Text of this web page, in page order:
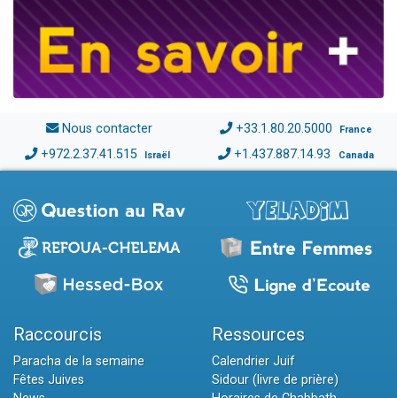
Nous contacter +33.1.80.20.5000 France
+972.2.37.41.515 Israël +1.437.887.14.93 Canada
Raccourcis
Paracha de la semaine
Fêtes Juives
Ressources
Calendrier Juif
Sidour (livre de prière)